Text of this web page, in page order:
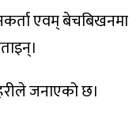
एवम् बेचबिखनमा
जनाएको छ।